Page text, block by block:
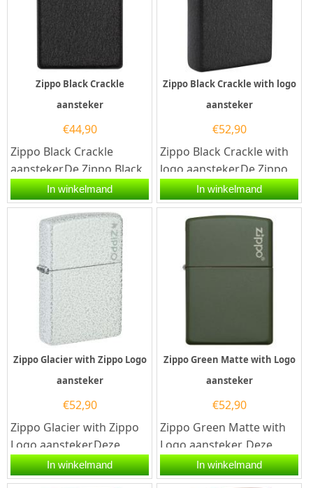
Zippo Black Crackle
aansteker
€44,90
Zippo Black Crackle
aansteker.De Zippo Black
Crackle aansteker heeft
een black Crackle
afwerken en...
In winkelmand
Zippo Black Crackle with logo
aansteker
€52,90
Zippo Black Crackle with
logo aansteker.De Zippo
Black Crackle with logo
aansteker heeft een
black...
In winkelmand
Zippo Glacier with Zippo Logo
aansteker
€52,90
Zippo Glacier with Zippo
Logo aansteker.Deze
Zippo aansteker heeft
een coating in de kleur
In winkelmand
Zippo Green Matte with Logo
aansteker
€52,90
Zippo Green Matte with
Logo aansteker. Deze
zippo aansteker is mat
groen afgewerkt,...
In winkelmand